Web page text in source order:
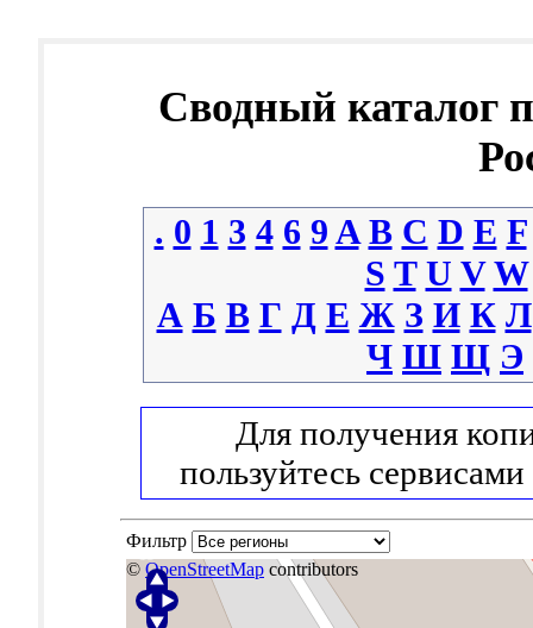
Сводный каталог
. 0 1 3 4 6 9 A B C D E F
S T U V W
А Б В Г Д Е Ж З И К Л
Ч Ш Щ Э
Для получения
пользуйтесь сервисами
Фильтр
© OpenStreetMap contributors